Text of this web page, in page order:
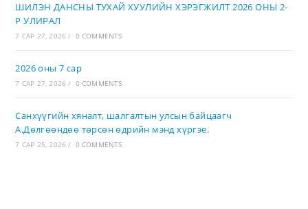
ШИЛЭН ДАНСНЫ ТУХАЙ ХУУЛИЙН ХЭРЭГЖИЛТ 2026 ОНЫ 2-
Р УЛИРАЛ
7 САР 27, 2026 / 0 COMMENTS
2026 оны 7 сар
7 САР 27, 2026 / 0 COMMENTS
Санхүүгийн хяналт, шалгалтын улсын байцаагч
А.Дөлгөөндөө төрсөн өдрийн мэнд хүргэе.
7 САР 25, 2026 / 0 COMMENTS